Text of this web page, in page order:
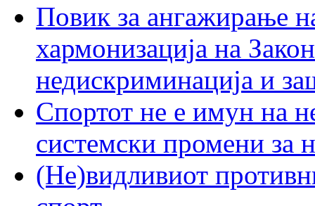
Повик за ангажирање
хармонизација на
недискриминација и
Спортот не е имун на
системски промени за
(Не)видливиот